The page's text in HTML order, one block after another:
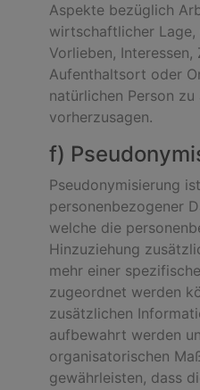
Aspekte bezüglich
wirtschaftlicher Lage,
Vorlieben,
Aufenthaltsort oder
natürlichen Person
vorherzusagen.
f)
Pseudonymisierung
personenbezogener
welche die
Hinzuziehung
mehr einer
zugeordnet werden
zusätzlichen
aufbewahrt werden
organisatorischen
gewährleisten, dass